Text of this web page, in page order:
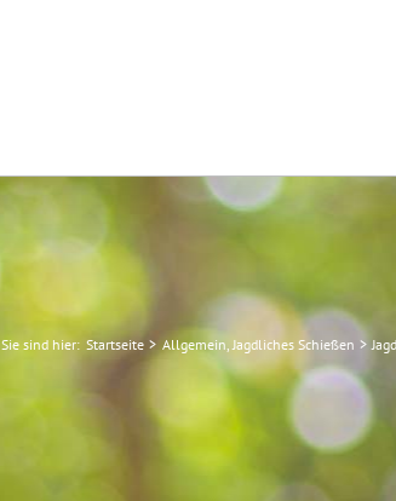
Sie sind hier: Startseite Allgemein Jagdliches Schießen